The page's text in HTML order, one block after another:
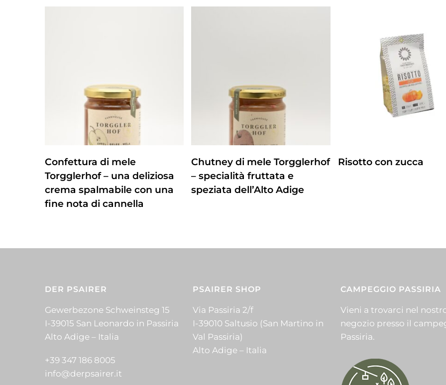
Confettura di mele
Torgglerhof – una deliziosa
crema spalmabile con una
fine nota di cannella
Chutney di mele Torgglerhof
– specialità fruttata e
speziata dell’Alto Adige
Risotto con zucca
DER PSAIRER
Gewerbezone Schweinsteg 15
I-39015 San Leonardo in Passiria
Alto Adige – Italia
+39 347 186 8005
info@derpsairer.it
PSAIRER SHOP
Via Passiria 2/f
I-39010 Saltusio (San Martino in
Val Passiria)
Alto Adige – Italia
CAMPEGGIO PASSIRIA
Vieni a trovarci nel
negozio presso il
Passiria.